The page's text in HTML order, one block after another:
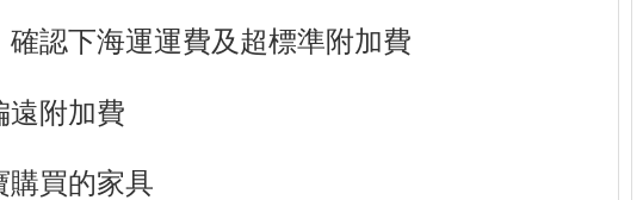
認下海運運費及超標準附加費
遠附加費
購買的家具